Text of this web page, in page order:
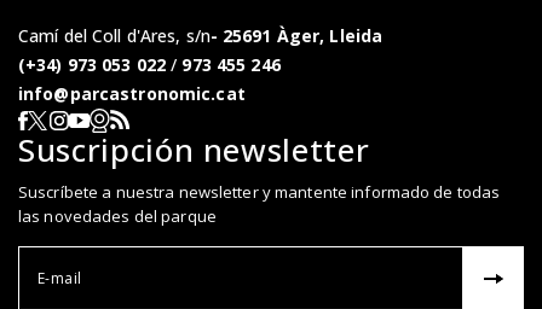
Segueix-nos a Facebook
Segueix-nos a X
Segueix-nos a Instagram
Segueix-nos a YouTube
Webcam en directe
RSS del Parc Astronòmic
Camí del Coll d'Ares, s/n 25691 Àger, Lleida
(+34) 973 053 022 / 973 455 246
info@parcastronomic.cat
Suscripción newsletter
Suscríbete a nuestra newsletter y mantente informado de todas
las novedades del parque